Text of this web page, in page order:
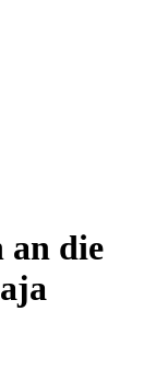
an die